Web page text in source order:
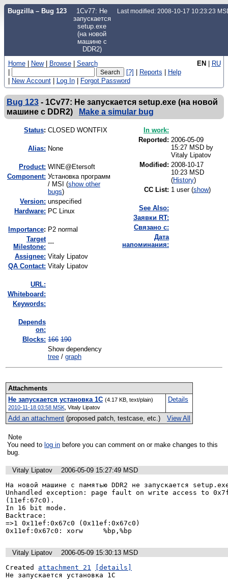
Bugzilla – Bug 123
1Cv77: Не
запускается
setup.exe
(на новой
машине с
DDR2)
Last modified: 2008-10-17 10:23:23
EN | RU
Home | New | Browse | Search
|
[?] | Reports | Help
| New Account | Log In | Forgot Password
Bug 123 - 1Cv77: Не запускается setup.exe (на новой
машине с DDR2)
Make a simular bug
Status: CLOSED WONTFIX
Alias: None
Product: WINE@Etersoft
Component: Установка программ
/ MSI (show other
bugs)
Version: unspecified
Hardware: PC Linux
mportance: P2 normal
Target
Milestone:
---
Assignee: Vitaly Lipatov
QA Contact: Vitaly Lipatov
URL:
Whiteboard:
Keywords:
Depends
on:
Blocks: 166 190
Show dependency
tree / graph
In work:
Reported: 2006-05-09
15:27 MSD by
Vitaly Lipatov
Modified: 2008-10-17
10:23 MSD
(History)
CC List: 1 user (show)
See Also:
Заявки RT:
Связано с:
Дата
напоминания:
Attachments
Не запускается установка 1C (4.17 KB, text/plain)
2010-11-18 03:58 MSK, Vitaly Lipatov
Details
View All
Add an attachment(proposed patch, testcase, etc.)
Note
You need to log in
bug.
Vitaly Lipatov
2006-05-09 15:27:49 MSD
На новой машине с памятью DDR2 не запускается
Unhandled exception: page fault on write access to
(11ef:67c0).
In 16 bit mode.
Backtrace:
=>1 0x11ef:0x67c0 (0x11ef:0x67c0)
0x11ef:0x67c0: xorw     %bp,%bp
Vitaly Lipatov
2006-05-09 15:30:13 MSD
Created attachment 21
[details]
Не запускается установка 1C